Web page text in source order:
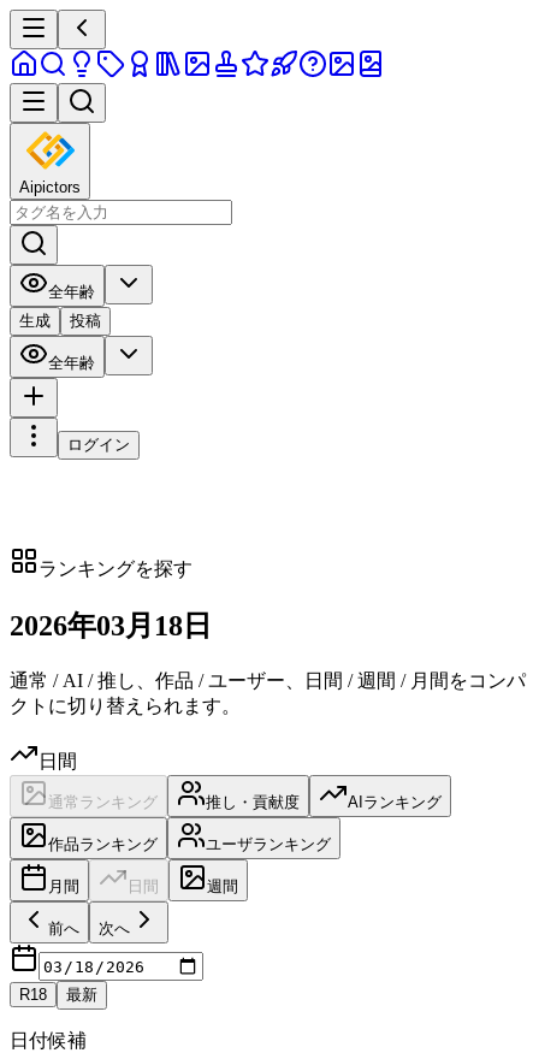
Aipictors
全年齢
生成
投稿
全年齢
ログイン
ランキングを探す
2026年03月 18日
通常 / AI / 推し、作品 / ユーザー、日間 / 週間 / 月間をコンパ
クトに切り替えられます。
日間
通常ランキング 推し・貢献度 AIランキング
作品ランキング ユーザランキング
月間 日間 週間
前へ 次へ
R18 最新
日付候補